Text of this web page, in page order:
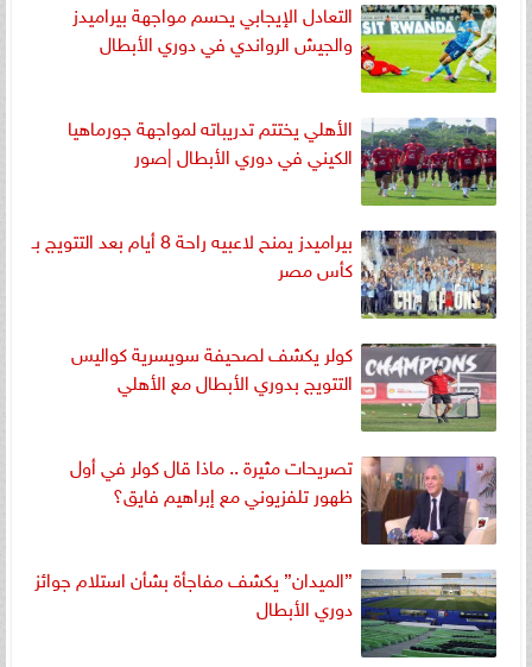
التعادل الإيجابي يحسم مواجهة بيراميدز
والجيش الرواندي في دوري الأبطال
الأهلي يختتم تدريباته لمواجهة جورماهيا
الكيني في دوري الأبطال |صور
بيراميدز يمنح لاعبيه راحة 8 أيام بعد التتويج بـ
كأس مصر
كولر يكشف لصحيفة سويسرية كواليس
التتويج بدوري الأبطال مع الأهلي
تصريحات مثيرة .. ماذا قال كولر في أول
ظهور تلفزيوني مع إبراهيم فايق؟
”الميدان” يكشف مفاجأة بشأن استلام جوائز
دوري الأبطال